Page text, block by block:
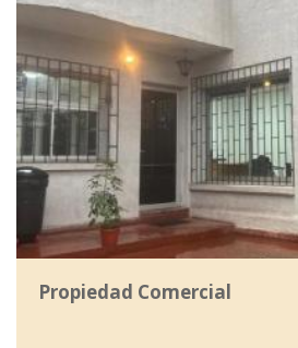
Propiedad Comercial